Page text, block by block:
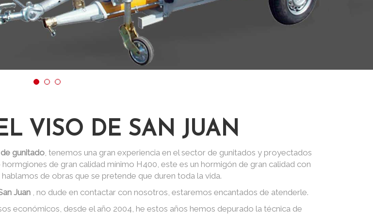
VISO DE SAN JUAN
gunitado, tenemos una gran experiencia en el sector de gunitados y proyectados
de gran calidad mínimo H400, este es un hormigón de gran calidad con
de obras que se pretende que duren toda la vida.
Juan , no dude en contactar con nosotros, estaremos encantados de atenderle.
económicos, desde el año 2004, he estos años hemos depurado la técnica de